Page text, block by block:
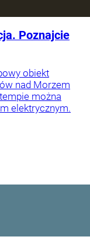
Poznajcie
obiekt
nad Morzem
można
elektrycznym.